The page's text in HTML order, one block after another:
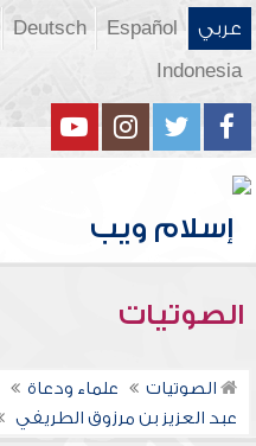
عربي Español
Deutsch
Indonesia
الصوتيات
الصوتيات علماء ودعاة
عبد العزيز بن مرزوق الطريفي